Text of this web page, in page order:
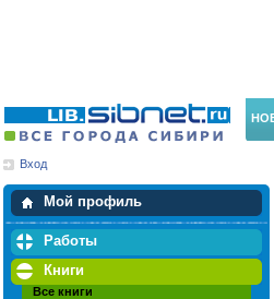
Вход
Мой профиль
Мои закладки
Работы
Книги
Все книги